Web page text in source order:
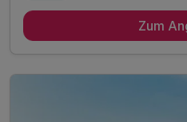
1 x reichhaltiges Frühstück
inkl. Stadtplan & Infos
Zum